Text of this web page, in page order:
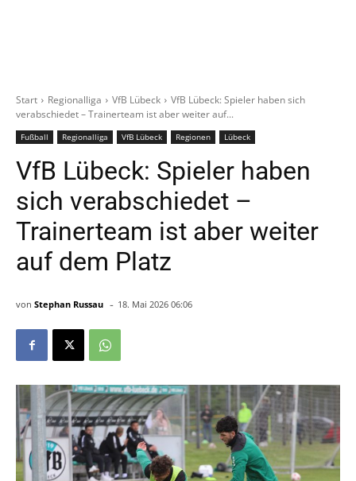
Start Regionalliga VfB Lübeck
VfB Lübeck: Spieler haben sich
verabschiedet – Trainerteam ist aber weiter auf...
Fußball Regionalliga VfB Lübeck Regionen Lübeck
VfB Lübeck: Spieler haben
sich verabschiedet –
Trainerteam ist aber weiter
auf dem Platz
von Stephan Russau - 18. Mai 2026 06:06